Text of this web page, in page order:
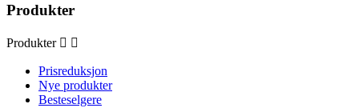
Produkter
Produkter  
Prisreduksjon
Nye produkter
Besteselgere